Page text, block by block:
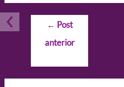
Navegação
Post
← Post
anterior